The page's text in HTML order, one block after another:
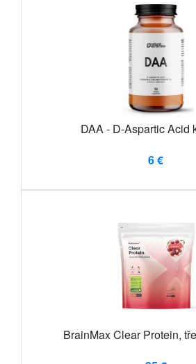
DAA - D-Aspartic Acid
6 €
BrainMax Clear Protein,